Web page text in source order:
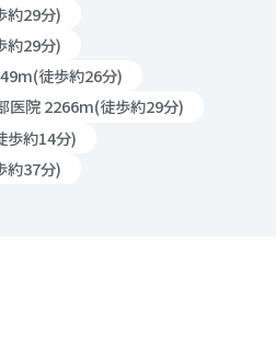
約29分)
約29分)
徒歩約26分)
医院 2266m(徒歩約29分)
歩約14分)
約37分)